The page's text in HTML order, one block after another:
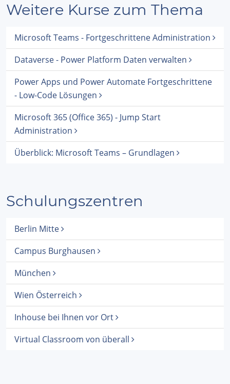
Weitere Kurse zum Thema
Microsoft Teams - Fortgeschrittene Administration
Dataverse - Power Platform Daten verwalten
Power Apps und Power Automate Fortgeschrittene
- Low-Code Lösungen
Microsoft 365 (Office 365) - Jump Start
Administration
Überblick: Microsoft Teams – Grundlagen
Schulungszentren
Berlin Mitte
Campus Burghausen
München
Wien Österreich
Inhouse bei Ihnen vor Ort
Virtual Classroom von überall